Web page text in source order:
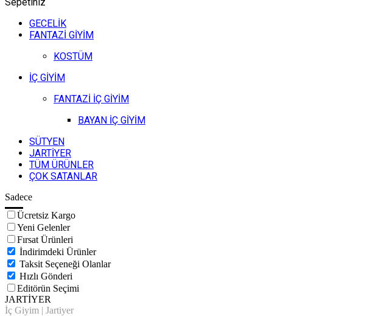
GECELİK
FANTAZİ GİYİM
KOSTÜM
İÇ GİYİM
FANTAZİ İÇ GİYİM
BAYAN İÇ GİYİM
SÜTYEN
JARTİYER
TÜM ÜRÜNLER
ÇOK SATANLAR
Sadece
Ücretsiz Kargo
Yeni Gelenler
Fırsat Ürünleri
İndirimdeki Ürünler
Taksit Seçeneği Olanlar
Hızlı Gönderi
Editörün Seçimi
JARTİYER
İç Giyim | Jartiyer